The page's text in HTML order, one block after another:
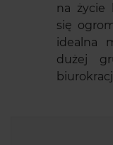
na życie
się
idealna
dużej